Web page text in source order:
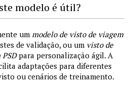
modelo é útil?
um modelo de visto de viagem
de validação, ou um visto de
para personalização ágil. A
adaptações para diferentes
ou cenários de treinamento.